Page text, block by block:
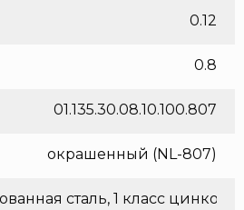
0.12
0.8
01.135.30.08.10.100.807
окрашенный (NL-807)